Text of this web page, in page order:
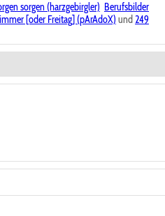
sorgen (harzgebirgler) Berufsbilder
[oder Freitag] (pArAdoX) und 249